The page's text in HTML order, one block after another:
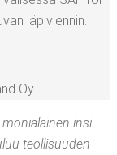
läpiviennin.
Oy
insi­
teol­li­suu­den